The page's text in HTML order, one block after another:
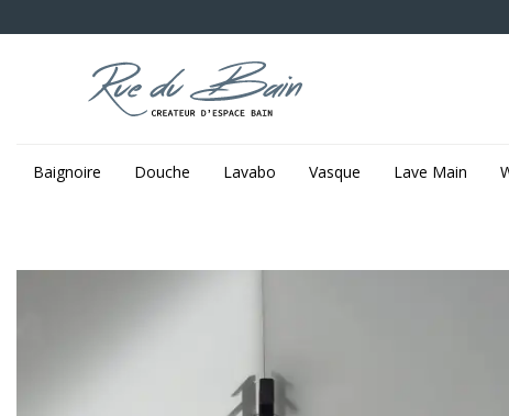
Baignoire Douche Lavabo Vasque Lave Main